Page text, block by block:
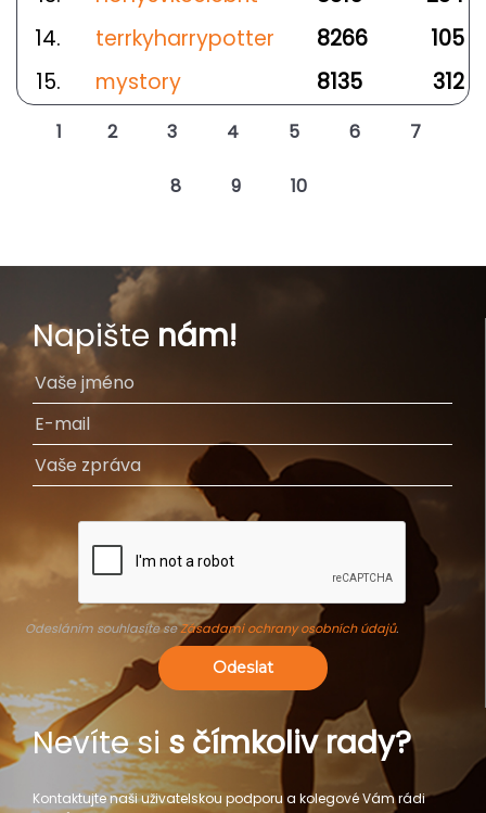
14.
terrkyharrypotter 8266
105
15.
mystory 8135 312
1 2 3 4 5 6 7
8 9 10
Napište nám!
Odesláním souhlasíte seZásadami ochrany osobních údajů.
Odeslat
Nevíte si s čímkoliv rady?
Kontaktujte naši uživatelskou podporu a kolegové Vám rádi